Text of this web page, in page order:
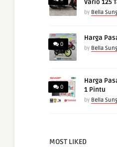
Vario 125
by Bella
0
Harga
by Bella
0
Harga
1 Pintu
by Bella
MOST LIKED